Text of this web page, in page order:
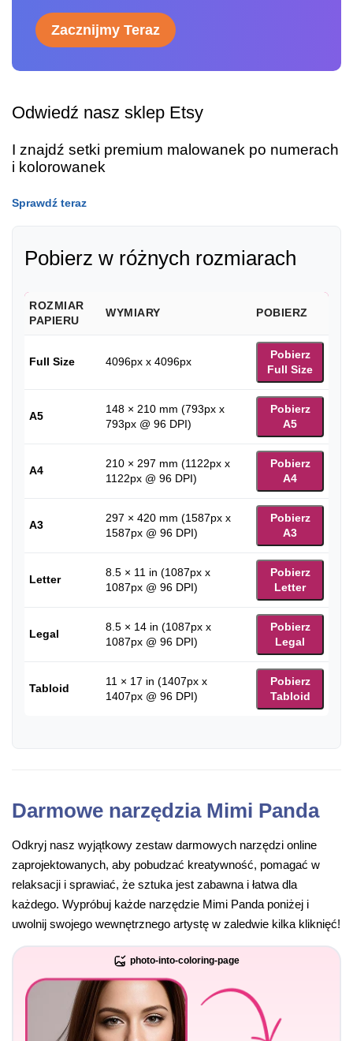
Zacznijmy Teraz
Odwiedź nasz sklep Etsy
I znajdź setki premium malowanek po numerach
i kolorowanek
Sprawdź teraz
Pobierz w różnych rozmiarach
ROZMIAR
PAPIERU
WYMIARY POBIERZ
Full Size 4096px x 4096px
Pobierz
Full Size
A5
148 × 210 mm (793px x
793px @ 96 DPI)
Pobierz
A5
A4
210 × 297 mm (1122px x
1122px @ 96 DPI)
Pobierz
A4
A3
297 × 420 mm (1587px x
1587px @ 96 DPI)
Pobierz
A3
Letter
8.5 × 11 in (1087px x
1087px @ 96 DPI)
Pobierz
Letter
Legal
8.5 × 14 in (1087px x
1087px @ 96 DPI)
Pobierz
Legal
Tabloid
11 × 17 in (1407px x
1407px @ 96 DPI)
Pobierz
Tabloid
Darmowe narzędzia Mimi Panda
Odkryj nasz wyjątkowy zestaw darmowych narzędzi online
zaprojektowanych, aby pobudzać kreatywność, pomagać w
relaksacji i sprawiać, że sztuka jest zabawna i łatwa dla
każdego. Wypróbuj każde narzędzie Mimi Panda poniżej i
uwolnij swojego wewnętrznego artystę w zaledwie kilka kliknięć!
photo-into-coloring-page